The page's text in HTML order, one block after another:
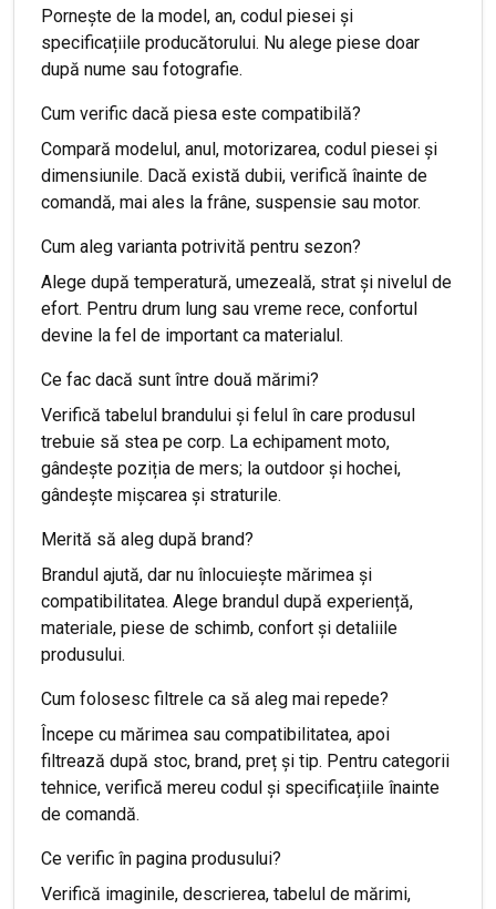
Pornește de la model, an, codul piesei și
specificațiile producătorului. Nu alege piese doar
după nume sau fotografie.
Cum verific dacă piesa este compatibilă?
Compară modelul, anul, motorizarea, codul piesei și
dimensiunile. Dacă există dubii, verifică înainte de
comandă, mai ales la frâne, suspensie sau motor.
Cum aleg varianta potrivită pentru sezon?
Alege după temperatură, umezeală, strat și nivelul de
efort. Pentru drum lung sau vreme rece, confortul
devine la fel de important ca materialul.
Ce fac dacă sunt între două mărimi?
Verifică tabelul brandului și felul în care produsul
trebuie să stea pe corp. La echipament moto,
gândește poziția de mers; la outdoor și hochei,
gândește mișcarea și straturile.
Merită să aleg după brand?
Brandul ajută, dar nu înlocuiește mărimea și
compatibilitatea. Alege brandul după experiență,
materiale, piese de schimb, confort și detaliile
produsului.
Cum folosesc filtrele ca să aleg mai repede?
Începe cu mărimea sau compatibilitatea, apoi
filtrează după stoc, brand, preț și tip. Pentru categorii
tehnice, verifică mereu codul și specificațiile înainte
de comandă.
Ce verific în pagina produsului?
Verifică imaginile, descrierea, tabelul de mărimi,